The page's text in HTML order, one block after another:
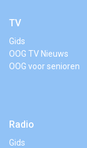
TV
Gids
OOG TV Nieuws
OOG voor senioren
Radio
Gids